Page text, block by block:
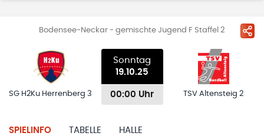
Bodensee-Neckar - gemischte Jugend F Staffel 2
SG H2Ku Herrenberg 3
Sonntag
19.10.25
00:00 Uhr TSV Altensteig 2
SPIELINFO TABELLE HALLE